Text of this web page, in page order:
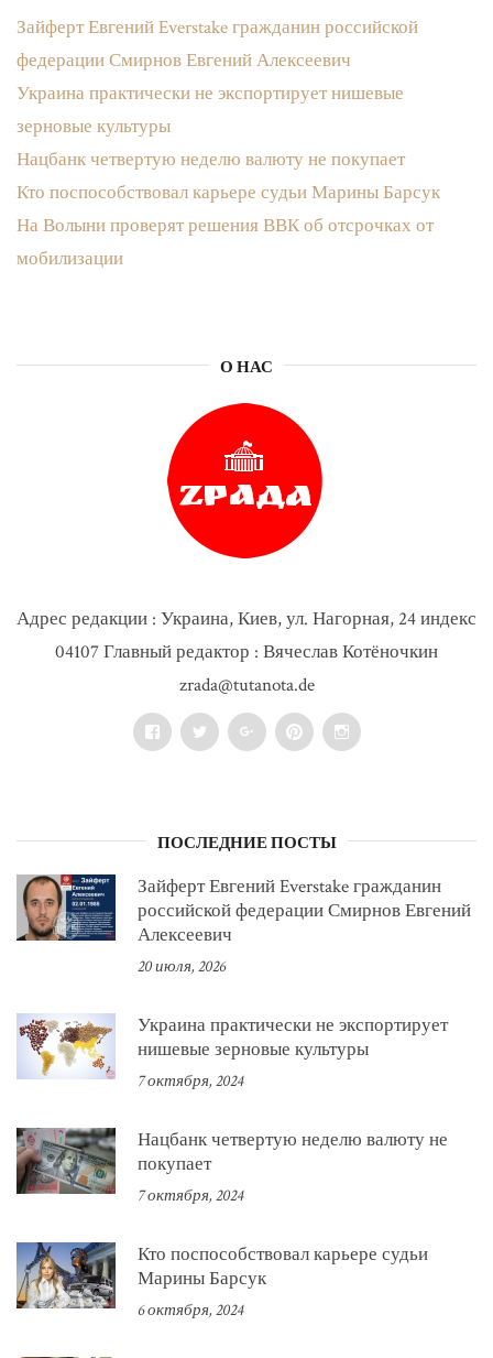
Зайферт Евгений Everstake гражданин российской
федерации Смирнов Евгений Алексеевич
Украина практически не экспортирует нишевые
зерновые культуры
Нацбанк четвертую неделю валюту не покупает
Кто поспособствовал карьере судьи Марины Барсук
На Волыни проверят решения ВВК об отсрочках от
мобилизации
О НАС
Адрес редакции : Украина, Киев, ул. Нагорная, 24 индекс
04107 Главный редактор : Вячеслав Котёночкин
zrada@tutanota.de
FacebookTwitter Google+PinterestInstagram
ПОСЛЕДНИЕ ПОСТЫ
Зайферт Евгений Everstake гражданин
российской федерации Смирнов Евгений
Алексеевич
20 июля, 2026
Украина практически не экспортирует
нишевые зерновые культуры
7 октября, 2024
Нацбанк четвертую неделю валюту не
покупает
7 октября, 2024
Кто поспособствовал карьере судьи
Марины Барсук
6 октября, 2024